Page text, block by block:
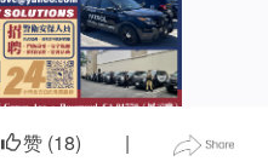
赞 (18) |